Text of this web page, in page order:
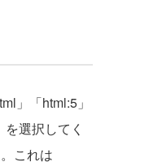
」「html:5」
選択してく
これは